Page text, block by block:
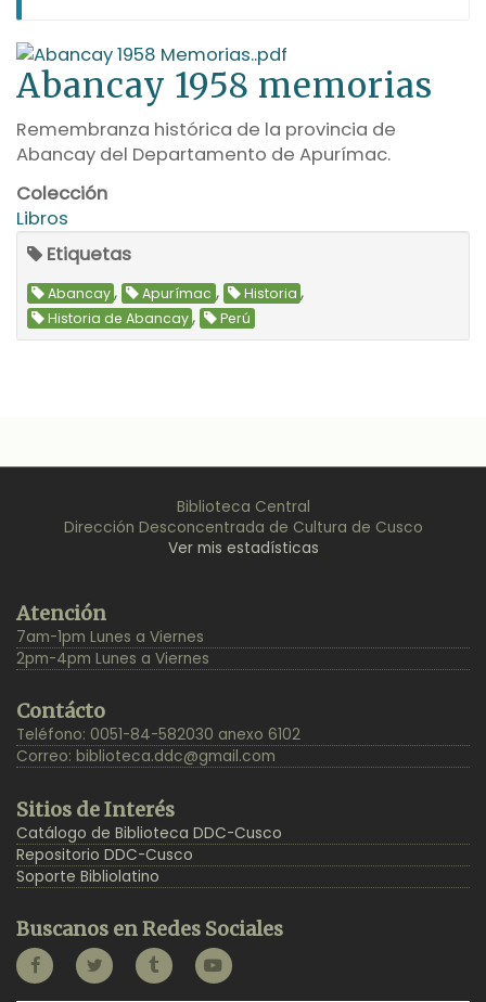
Abancay 1958 memorias
Remembranza histórica de la provincia de
Abancay del Departamento de Apurímac.
Colección
Libros
Etiquetas
Abancay , Apurímac , Historia ,
Historia de Abancay , Perú
Biblioteca Central
Dirección Desconcentrada de Cultura de Cusco
Ver mis estadísticas
Top
Atención
7am-1pm Lunes a Viernes
2pm-4pm Lunes a Viernes
Contácto
Teléfono: 0051-84-582030 anexo 6102
Correo: biblioteca.ddc@gmail.com
Sitios de Interés
Catálogo de Biblioteca DDC-Cusco
Repositorio DDC-Cusco
Soporte Bibliolatino
Buscanos en Redes Sociales